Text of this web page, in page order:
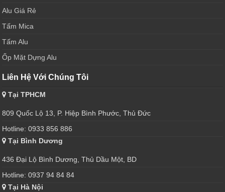
Alu Giá Rẻ
Tấm Mica
Tấm Alu
Ốp Mặt Dựng Alu
Liên Hệ Với Chúng Tôi
Tại TPHCM
809 Quốc Lộ 13, P. Hiệp Bình Phước, Thủ Đức
Hotline: 0933 856 886
Tại Bình Dương
436 Đại Lộ Bình Dương, Thủ Dầu Một, BD
Hotline: 0937 94 84 84
Tại Hà Nội